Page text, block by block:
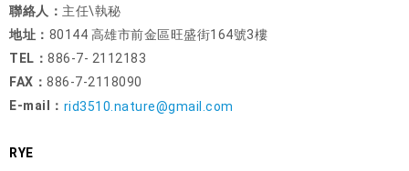
聯絡人： 主任\執秘
地址： 80144 高雄市前金區旺盛街164號3樓
TEL： 886-7- 2112183
FAX： 886-7-2118090
E-mail： rid3510.nature@gmail.com
RYE